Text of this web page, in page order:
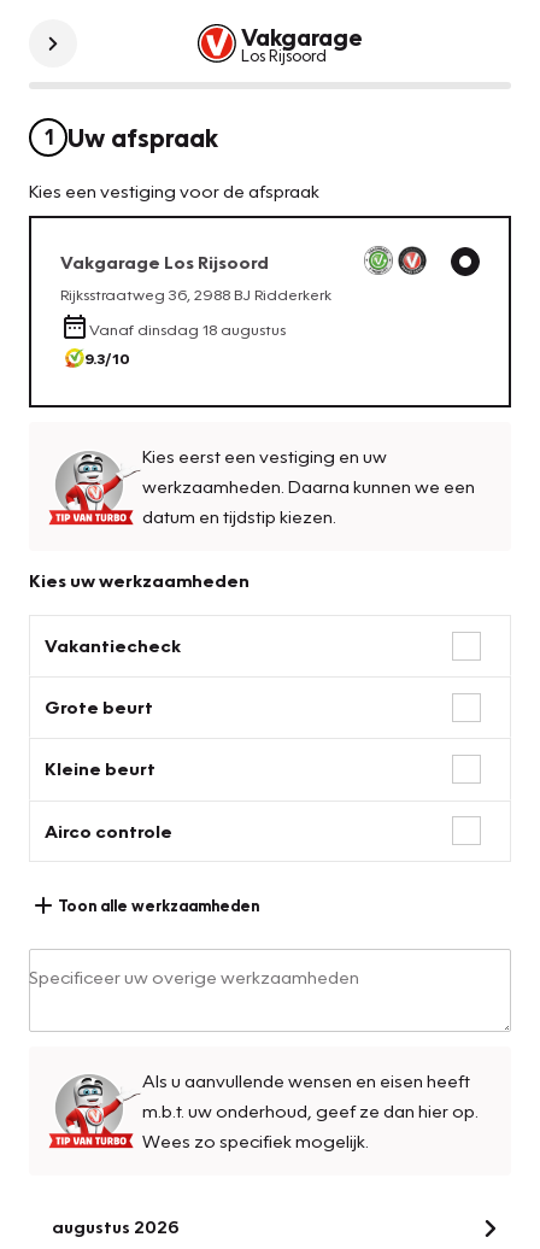
Vakgarage
Los Rijsoord
1 Uw afspraak
Kies een vestiging voor de afspraak
Vakgarage Los Rijsoord
Rijksstraatweg 36 2988 BJ Ridderkerk
Vanaf dinsdag 18 augustus
9.3/10
Kies eerst een vestiging en uw
werkzaamheden. Daarna kunnen we een
datum en tijdstip kiezen.
Kies uw werkzaamheden
Vakantiecheck
Grote beurt
Kleine beurt
Airco controle
Toon alle werkzaamheden
Specificeer uw overige werkzaamheden
Als u aanvullende wensen en eisen heeft
m.b.t. uw onderhoud, geef ze dan hier op.
Wees zo specifiek mogelijk.
augustus 2026